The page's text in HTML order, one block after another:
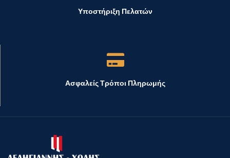
Υποστήριξη Πελατών
Ασφαλείς Τρόποι Πληρωμής